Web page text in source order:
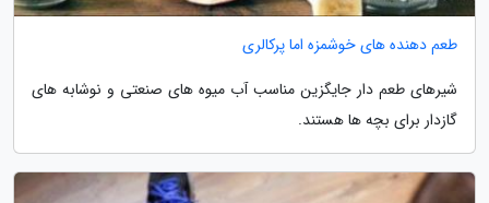
طعم دهنده های خوشمزه اما پرکالری
شیرهای طعم دار جایگزین مناسب آب میوه های صنعتی و نوشابه های
گازدار برای بچه ها هستند.